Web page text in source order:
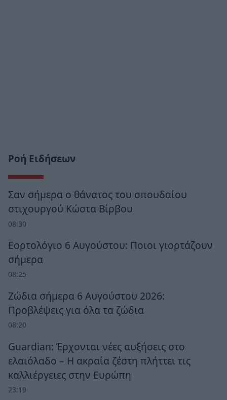
Ροή Ειδήσεων
Σαν σήμερα ο θάνατος του σπουδαίου
στιχουργού Κώστα Βίρβου
08:30
Εορτολόγιο 6 Αυγούστου: Ποιοι γιορτάζουν
σήμερα
08:25
Ζώδια σήμερα 6 Αυγούστου 2026:
Προβλέψεις για όλα τα ζώδια
08:20
Guardian: Έρχονται νέες αυξήσεις στο
ελαιόλαδο – Η ακραία ζέστη πλήττει τις
καλλιέργειες στην Ευρώπη
23:19